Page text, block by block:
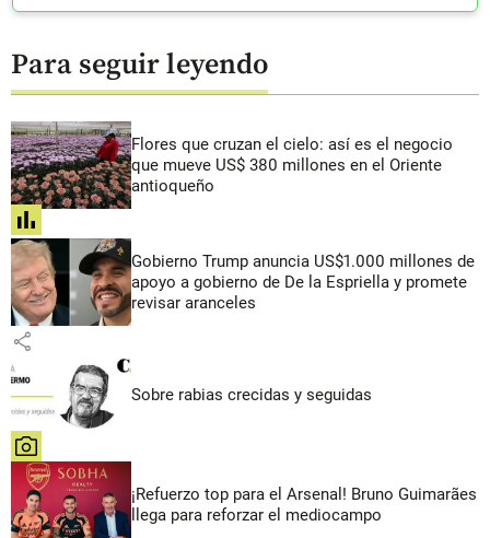
Para seguir leyendo
Flores que cruzan el cielo: así es el negocio
que mueve US$ 380 millones en el Oriente
antioqueño
share
Gobierno Trump anuncia US$1.000 millones de
apoyo a gobierno de De la Espriella y promete
revisar aranceles
share
Sobre rabias crecidas y seguidas
share
¡Refuerzo top para el Arsenal! Bruno Guimarães
llega para reforzar el mediocampo